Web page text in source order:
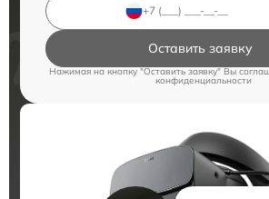
Оставить заявку
Нажимая на кнопку "Оставить заявку" Вы
конфиденциальности